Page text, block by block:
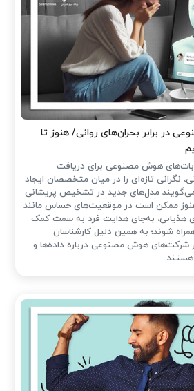
در برابر بحران‌های روانی/ هنوز تا
هوش مصنوعی برای دریافت
نگرانی تازه‌ای را در میان متخصصان ایجاد
مدل‌های جدید در تشخیص پریشانی
هنوز ممکن است در موقعیت‌های حساس مانند
هذیانی، به‌جای هدایت فرد به سمت کمک
شوند؛ به همین دلیل کارشناسان
شرکت‌های هوش مصنوعی درباره داده‌ها و